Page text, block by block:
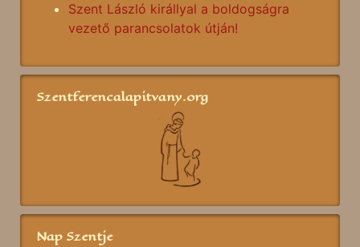
Szent László királlyal a boldogságra
vezető parancsolatok útján!
Szentferencalapitvany.org
Nap Szentje